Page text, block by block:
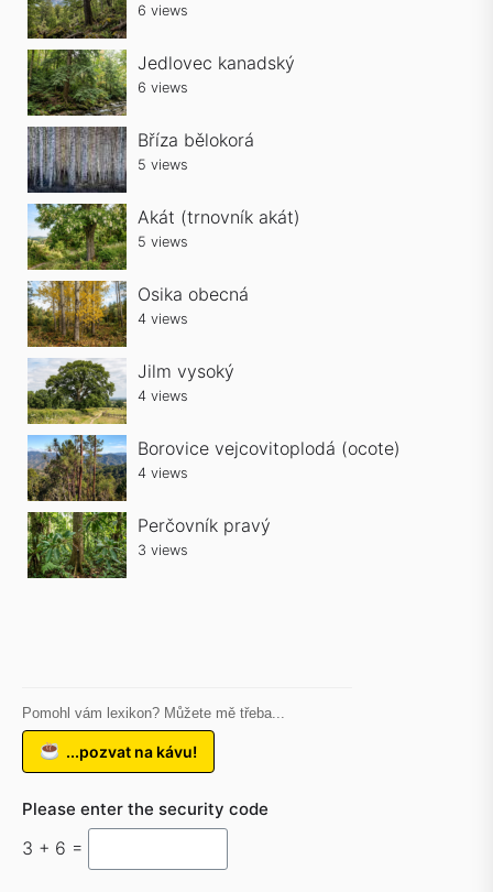
6 views
Jedlovec kanadský
6 views
Bříza bělokorá
5 views
Akát (trnovník akát)
5 views
Osika obecná
4 views
Jilm vysoký
4 views
Borovice vejcovitoplodá (ocote)
4 views
Perčovník pravý
3 views
Pomohl vám lexikon? Můžete mě třeba...
...pozvat na kávu!
Please enter the security code
3 + 6 =